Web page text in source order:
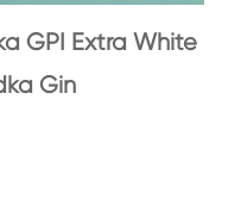
GPI Extra White
Gin